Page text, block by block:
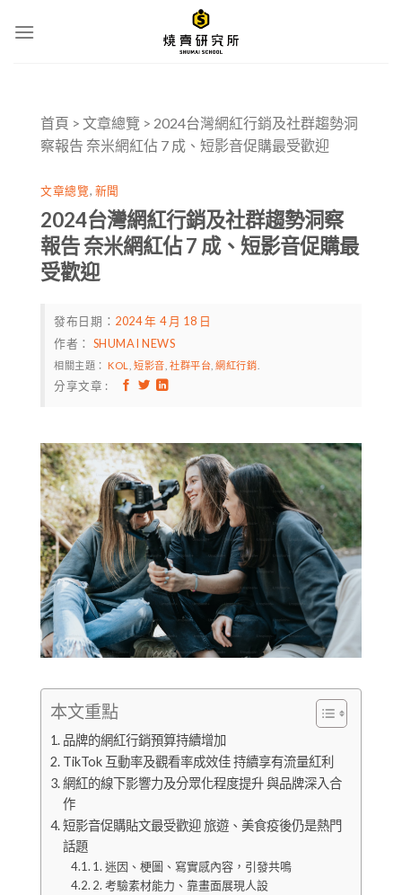
首頁 > 文章總覽 > 2024台灣網紅行銷及社群趨勢洞
察報告 奈米網紅佔 7 成、短影音促購最受歡迎
文章總覽, 新聞
2024台灣網紅行銷及社群趨勢洞察
報告 奈米網紅佔 7 成、短影音促購最
受歡迎
發布日期： 2024 年 4 月 18 日
作者： SHUMAI NEWS
相關主題：KOL ,短影音 社群平台 ,網紅行銷
分享文章 :
本文重點
品牌的網紅行銷預算持續增加
TikTok 互動率及觀看率成效佳 持續享有流量紅利
網紅的線下影響力及分眾化程度提升 與品牌深入合
作
短影音促購貼文最受歡迎 旅遊、美食疫後仍是熱門
話題
1. 迷因、梗圖、寫實感內容，引發共鳴
2. 考驗素材能力、靠畫面展現人設